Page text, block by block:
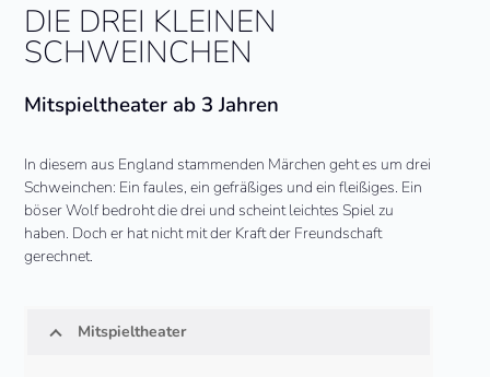
DIE DREI KLEINEN
SCHWEINCHEN
Mitspieltheater ab 3 Jahren
In diesem aus England stammenden Märchen geht es um drei
Schweinchen: Ein faules, ein gefräßiges und ein fleißiges. Ein
böser Wolf bedroht die drei und scheint leichtes Spiel zu
haben. Doch er hat nicht mit der Kraft der Freundschaft
gerechnet.
Mitspieltheater